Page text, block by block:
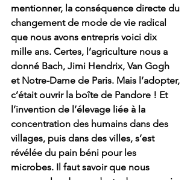
mentionner, la conséquence directe du
changement de mode de vie radical
que nous avons entrepris voici dix
mille ans. Certes, l’agriculture nous a
donné Bach, Jimi Hendrix, Van Gogh
et Notre-Dame de Paris. Mais l’adopter,
c’était ouvrir la boîte de Pandore ! Et
l’invention de l’élevage liée à la
concentration des humains dans des
villages, puis dans des villes, s’est
révélée du pain béni pour les
microbes. Il faut savoir que nous